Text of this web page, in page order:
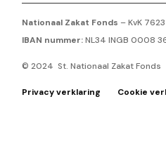
Nationaal Zakat Fonds – KvK
IBAN nummer:NL34 INGB 0008
© 2024 St. Nationaal Zakat Fonds
Privacy verklaring Cookie